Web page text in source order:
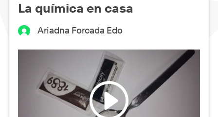
La química en casa
Ariadna Forcada Edo